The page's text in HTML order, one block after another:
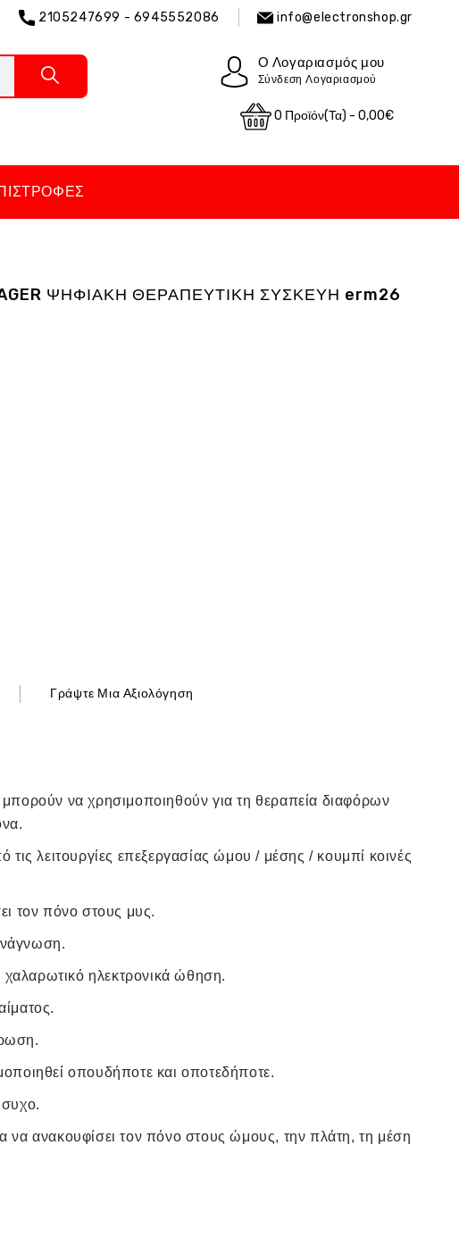
2105247699 - 6945552086 info@electronshop.gr
Ο Λογαριασμός μου
Σύνδεση Λογαριασμού
0 Προϊόν(τα) - 0,00€
ΨΗΦΙΑΚΗ ΘΕΡΑΠΕΥΤΙΚΗ ΣΥΣΚΕΥΗ erm26
Γράψτε Μια Αξιολόγηση
να χρησιμοποιηθούν για τη θεραπεία διαφόρων
τις λειτουργίες επεξεργασίας ώμου / μέσης / κουμπί κοινές
τον πόνο στους μυς.
ηλεκτρονικά ώθηση.
οπουδήποτε και οποτεδήποτε.
να ανακουφίσει τον πόνο στους ώμους, την πλάτη, τη μέση